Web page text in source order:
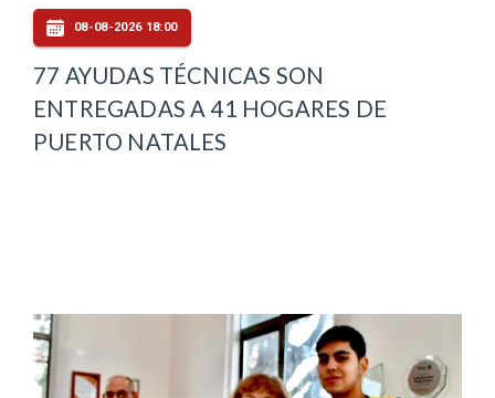
08-08-2026 18:00
77 AYUDAS TÉCNICAS SON
ENTREGADAS A 41 HOGARES DE
PUERTO NATALES